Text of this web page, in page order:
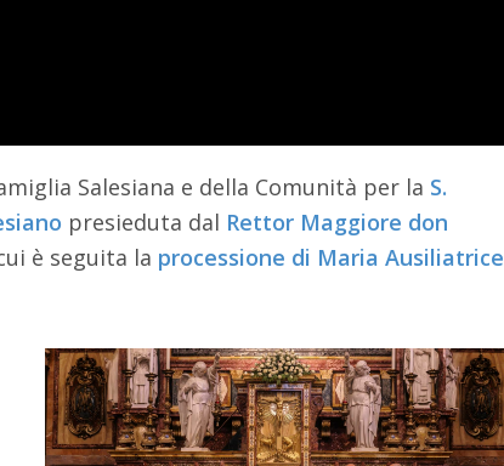
Salesiana e della Comunità per la S.
presieduta dal Rettor Maggiore don
è seguita la processione di Maria Ausiliatrice